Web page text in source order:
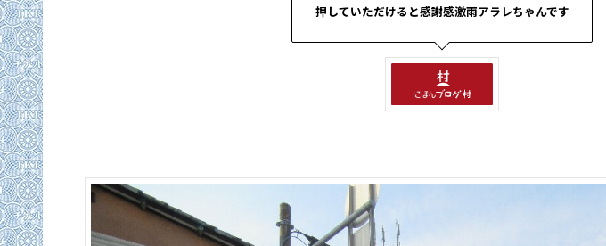
押していただけると感謝感激雨アラレちゃんです